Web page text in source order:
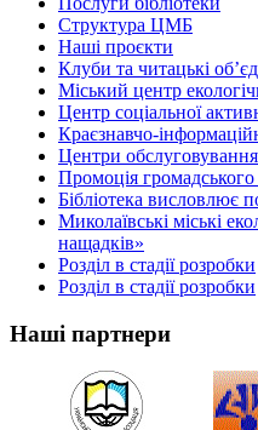
Структура ЦМБ
Наші проєкти
Клуби та читацькі
Міський центр
Центр соціальної
Краєзнавчо-
Центри
Промоція громадського
Бібліотека висловлює
Миколаївські міські
нащадків»
Розділ в стадії розробки
Розділ в стадії розробки
Наші партнери